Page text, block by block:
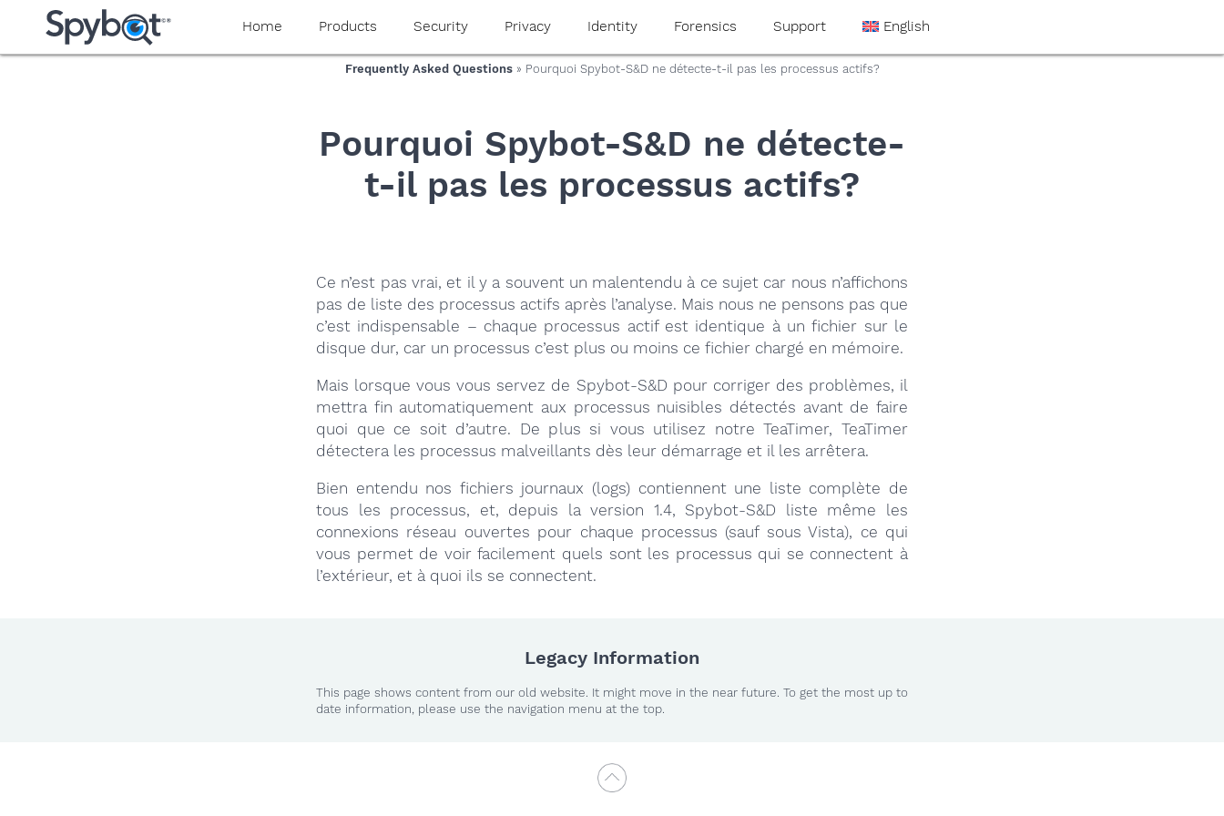
yaaaeag20
Home Products Security Privacy Identity Forensics Support English
Frequently Asked Questions» Pourquoi Spybot-S&D ne détecte-t-il pas les processus actifs?
Pourquoi Spybot-S&D ne détecte-
t-il pas les processus actifs?
Ce n’est pas vrai, et il y a souvent un malentendu à ce sujet car nous n’affichons
pas de liste des processus actifs après l’analyse. Mais nous ne pensons pas que
c’est indispensable – chaque processus actif est identique à un fichier sur le
disque dur, car un processus c’est plus ou moins ce fichier chargé en mémoire.
Mais lorsque vous vous servez de Spybot-S&D pour corriger des problèmes, il
mettra fin automatiquement aux processus nuisibles détectés avant de faire
quoi que ce soit d’autre. De plus si vous utilisez notre TeaTimer, TeaTimer
détectera les processus malveillants dès leur démarrage et il les arrêtera.
Bien entendu nos fichiers journaux (logs) contiennent une liste complète de
tous les processus, et, depuis la version 1.4, Spybot-S&D liste même les
connexions réseau ouvertes pour chaque processus (sauf sous Vista), ce qui
vous permet de voir facilement quels sont les processus qui se connectent à
l’extérieur, et à quoi ils se connectent.
Legacy Information
This page shows content from our old website. It might move in the near future. To get the most up to
date information, please use the navigation menu at the top.